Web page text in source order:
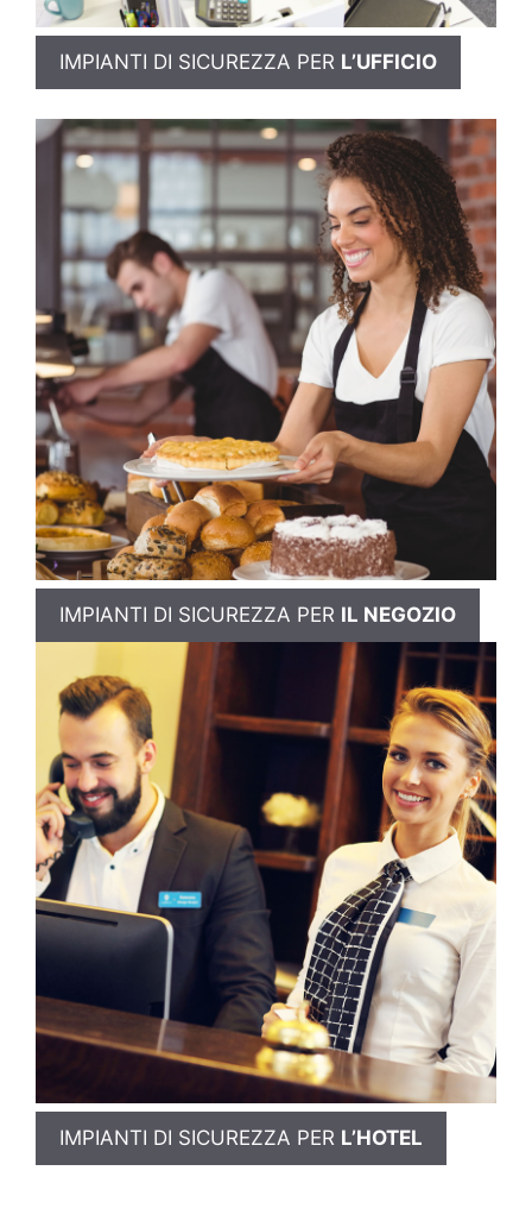
IMPIANTI DI SICUREZZA PER L’UFFICIO
IMPIANTI DI SICUREZZA PER IL NEGOZIO
IMPIANTI DI SICUREZZA PER L’HOTEL